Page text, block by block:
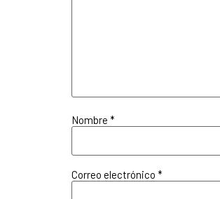
Nombre *
Correo electrónico *